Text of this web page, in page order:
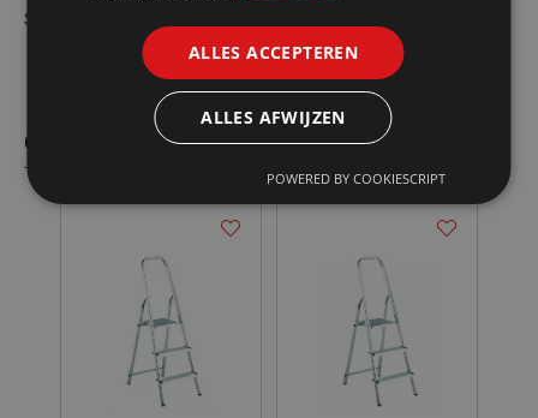
SET VAN 4 INSCHUIFVOETJES EURO STEP 6-8 TREDEN
Gelijkaardige producten
ALLES ACCEPTEREN
ALLES AFWIJZEN
POWERED BY COOKIESCRIPT